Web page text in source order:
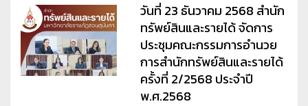
วันที่ 23 ธันวาคม 2568 สำนัก
ทรัพย์สินและรายได้ จัดการ
ประชุมคณะกรรมการอำนวย
การสำนักทรัพย์สินและรายได้
ครั้งที่ 2/2568 ประจำปี
พ.ศ.2568